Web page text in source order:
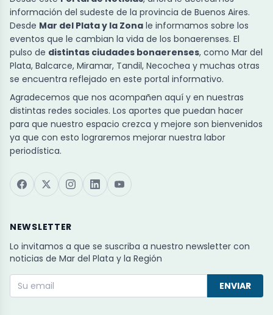
información del sudeste de la provincia de Buenos Aires.
Desde Mar del Plata y la Zona le informamos sobre los
eventos que le cambian la vida de los bonaerenses. El
pulso de distintas ciudades bonaerenses, como Mar del
Plata, Balcarce, Miramar, Tandil, Necochea y muchas otras
se encuentra reflejado en este portal informativo.
Agradecemos que nos acompañen aquí y en nuestras
distintas redes sociales. Los aportes que puedan hacer
para que nuestro espacio crezca y mejore son bienvenidos
ya que con esto lograremos mejorar nuestra labor
periodística.
NEWSLETTER
Lo invitamos a que se suscriba a nuestro newsletter con
noticias de Mar del Plata y la Región
ENVIAR